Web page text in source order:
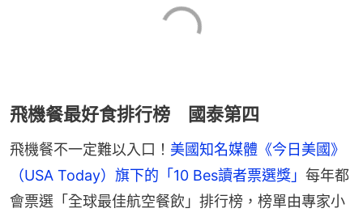
飛機餐最好食排行榜 國泰第四
飛機餐不一定難以入口！ 美國知名媒體《今日美國》
（USA Today）旗下的「10 Bes讀者票選獎」 每年都
會票選「全球最佳航空餐飲」排行榜，榜單由專家小